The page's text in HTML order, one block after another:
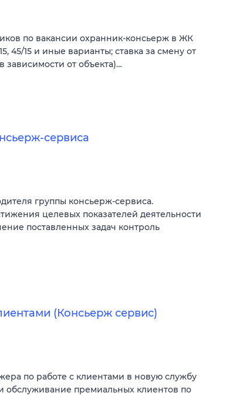
по вакансии охранник-консьерж в ЖК
45/15 и иные варианты; ставка зa смену от
зависимости от объекта)…
сервиса
группы консьерж-сервиса.
целевых показателей деятельности
поставленных задач контроль
(Консьерж сервис)
по работе с клиентами в новую службу
обслуживание премиальных клиентов по